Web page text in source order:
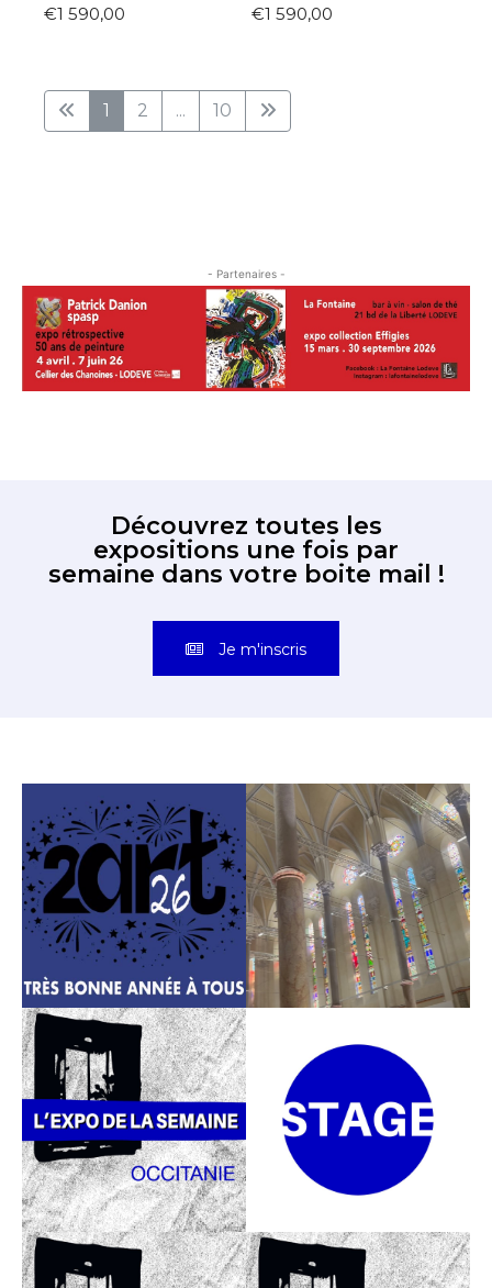
€1 590,00 €1 590,00
1 2 ... 10
- Partenaires -
Découvrez toutes les
expositions une fois par
semaine dans votre boite mail !
Je m'inscris